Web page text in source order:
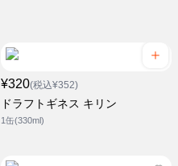
¥320(税込¥352)
ドラフトギネス キリン
1缶(330ml)